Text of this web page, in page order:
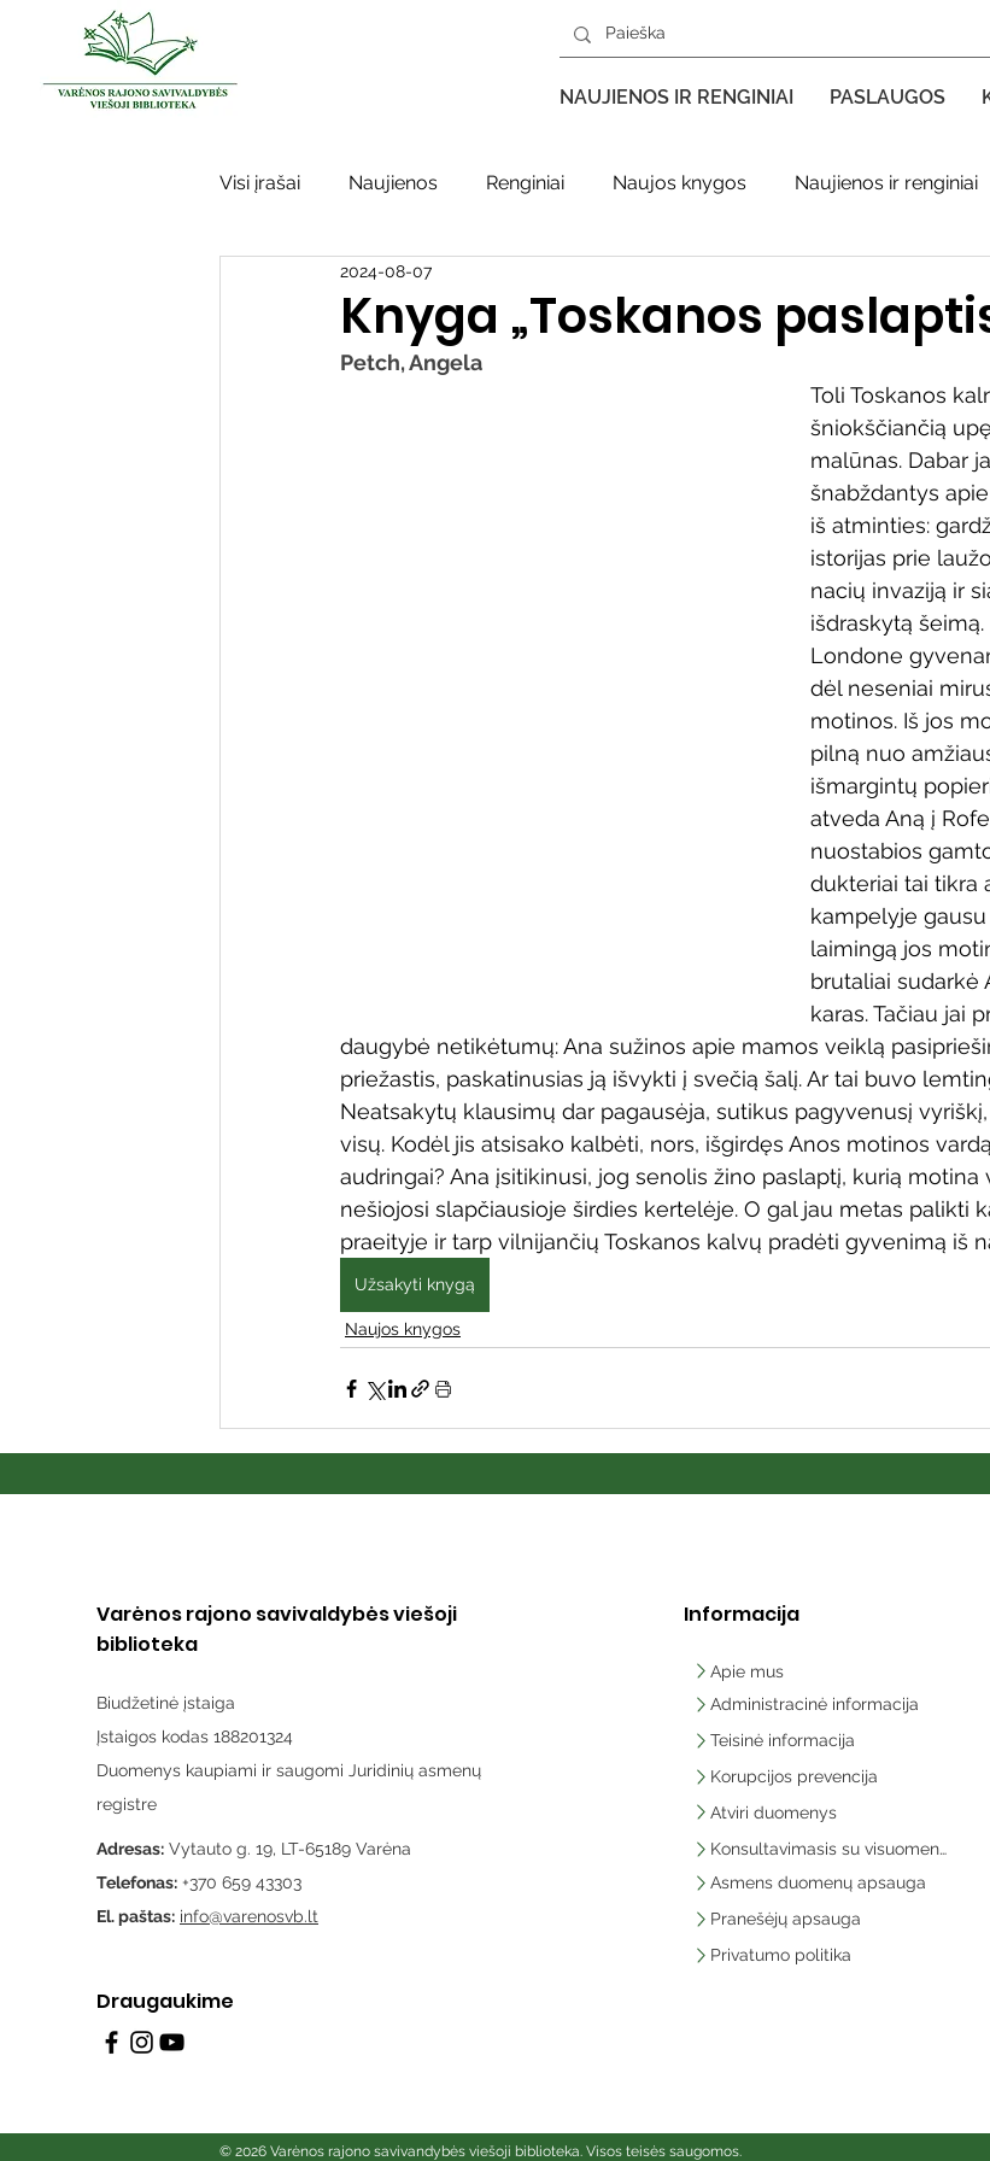
NAUJIENOS IR RENGINIAI PASLAUGOS
Visi įrašai Naujienos Renginiai Naujos knygos Naujienos ir renginiai
Kraštotyros darbai
Sidabrinės bitės Garbės ženklas
Literatų klubo veikla
Kaimo bibliotekų
Žymios datos
Knyga „Toskanos
2024-08-07
Petch, Angela
Toli Toskanos
šniokščiančią
malūnas. Dabar
šnabždantys
iš atminties:
istorijas prie
nacių invaziją ir
išdraskytą šeimą.
Londone
dėl neseniai
motinos. Iš jos
pilną nuo
išmargintų
atveda Aną į
nuostabios
dukteriai tai tikra
kampelyje
laimingą jos
brutaliai sudarkė
karas. Tačiau jai
daugybė netikėtumų: Ana sužinos apie mamos veiklą
priežastis, paskatinusias ją išvykti į svečią šalį. Ar tai buvo
Neatsakytų klausimų dar pagausėja, sutikus pagyvenusį
visų. Kodėl jis atsisako kalbėti, nors, išgirdęs Anos motinos
audringai? Ana įsitikinusi, jog senolis žino paslaptį, kurią motina
nešiojosi slapčiausioje širdies kertelėje. O gal jau metas palikti
praeityje ir tarp vilnijančių Toskanos kalvų pradėti gyvenimą iš
Užsakyti knygą
Naujos knygos
Varėnos rajono savivaldybės viešoji
biblioteka
Biudžetinė įstaiga
Įstaigos kodas 188201324
Duomenys kaupiami ir saugomi Juridinių asmenų
registre
Adresas: Vytauto g. 19, LT-65189 Varėna
Telefonas: +370 659 43303
El. paštas: info@varenosvb.lt
Draugaukime
Informacija
Apie mus
Administracinė informacija
Teisinė informacija
Korupcijos prevencija
Atviri duomenys
Konsultavimasis su visuomene
Asmens duomenų apsauga
Pranešėjų apsauga
Privatumo politika
© 2026 Varėnos rajono savivandybės viešoji biblioteka. Visos teisės saugomos.